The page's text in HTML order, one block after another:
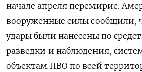
начале апреля перемирие.
вооруженные силы ‌сообщили,
удары были нанесены по
разведки и наблюдения,
объектам ПВО по всей